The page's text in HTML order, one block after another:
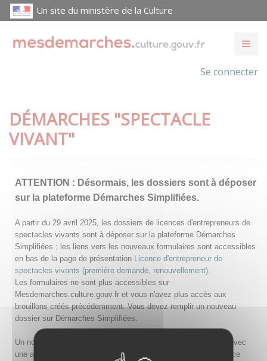
Un site du ministère de la Culture
Se connecter
DÉMARCHES "SPECTACLE
VIVANT"
ATTENTION : Désormais, les dossiers sont à déposer
sur la plateforme Démarches Simplifiées.
A partir du 29 avril 2025, les dossiers de licences d'entrepreneurs de
spectacles vivants sont à déposer sur la plateforme Démarches
Simplifiées : les liens vers les nouveaux formulaires sont accessibles
en bas de la page de présentation Licence d'entrepreneur de
spectacles vivants (première demande, renouvellement).
Les formulaires ne sont plus accessibles sur
Mesdemarches.culture.gouv.fr et vous n'avez plus accès aux
brouillons créés précédemment. Vous devez remplir un nouveau
dossier sur Démarches Simplifiées.
Un nouveau compte doit être créé sur Démarches Simplifiées avec
une adresse email et un mot de passe, ou en passant par France